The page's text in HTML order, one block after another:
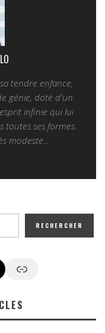
tendre enfance,
génie, doté d'un
infinie qui lui
ses formes.
modeste...
RECHERCHER
Google News